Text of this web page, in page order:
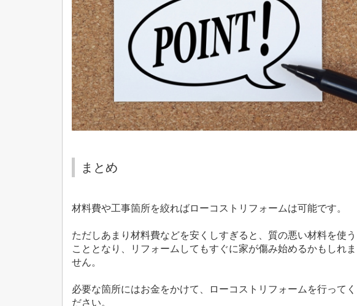
まとめ
材料費や工事箇所を絞ればローコストリフォームは可能です。
ただしあまり材料費などを安くしすぎると、質の悪い材料を使う
こととなり、リフォームしてもすぐに家が傷み始めるかもしれま
せん。
必要な箇所にはお金をかけて、ローコストリフォームを行ってく
ださい。